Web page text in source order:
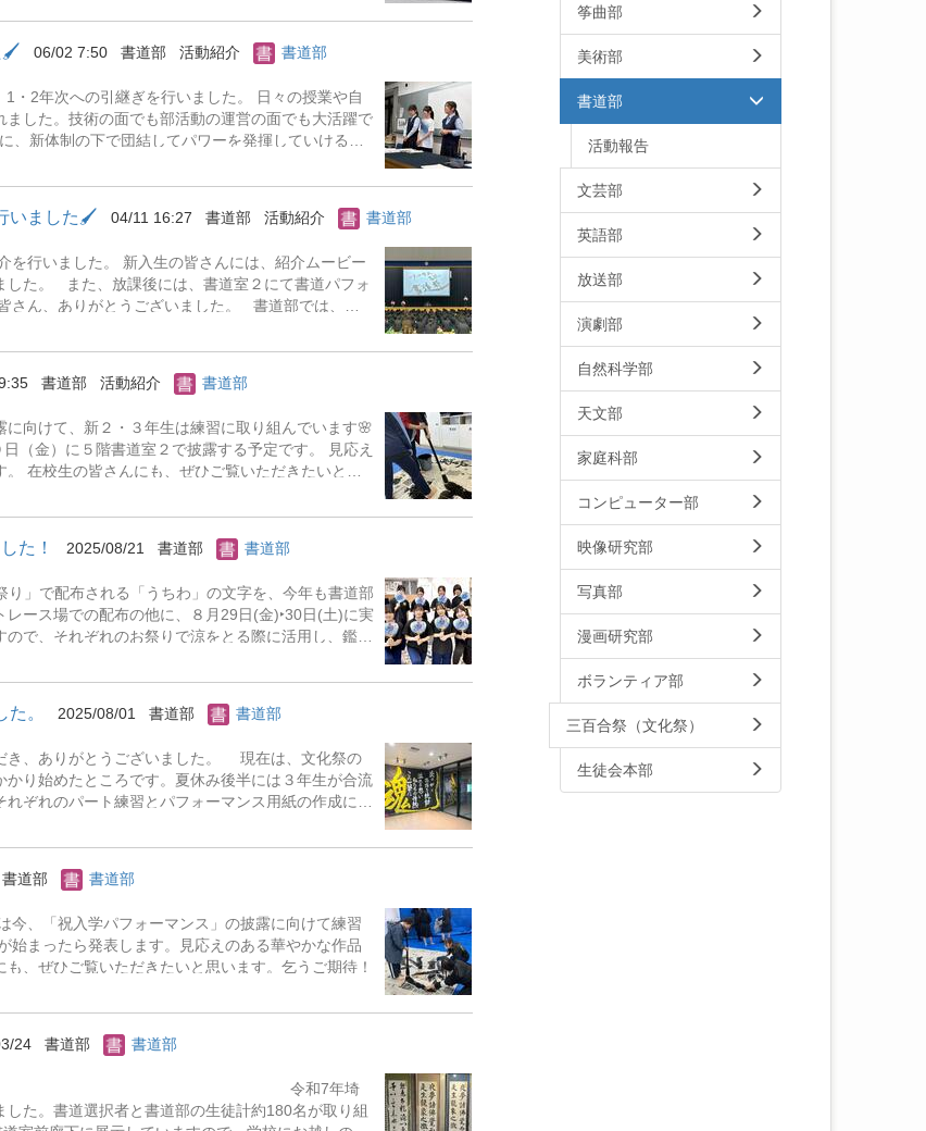
です。 常時、ご依頼受け付けております！ぜひご
います。これから先輩の姿に習って、1年次の部員
日々、幅広い作品を制作し、練
🖌 06/02 7:50 書道部 活動紹介 書道部
の引継ぎを行いました。 日々の授業や自
した。技術の面でも部活動の運営の面でも大活躍で
新体制の下で団結してパワーを発揮していけるこ
化祭パフォーマンスに向けてミーティング中 まだ
んでいきます。新しいメンバーでの書道部も楽しみ
！ 追記：書道部は、いつでも新入部員募集中です
いました🖌 04/11 16:27 書道部 活動紹介 書道部
行いました。 新入生の皆さんには、紹介ムービー
て書道パフォ
大歓迎です！ぜひ、5階書道室へお越しください♪ 書
書道部 活動紹介 書道部
向けて、新２・３年生は練習に取り組んでいます🌸
金）に５階書道室２で披露する予定です。 見応え
在校生の皆さんにも、ぜひご覧いただきたいと思
た！ 2025/08/21 書道部 書道部
」で配布される「うちわ」の文字を、今年も書道部
ース場での配布の他に、８月29日(金)‣30日(土)に実
で、それぞれのお祭りで涼をとる際に活用し、鑑賞
際は、５階書道室まで是非お立ち寄りください。
。 2025/08/01 書道部 書道部
き、ありがとうございました。 現在は、文化祭の
り始めたところです。夏休み後半には３年生が合流
ぞれのパート練習とパフォーマンス用紙の作成に追
書道部 書道部
マンス」の披露に向けて練習
まったら発表します。見応えのある華やかな作品
、ぜひご覧いただきたいと思います。乞うご期待！
24 書道部 書道部
年埼
た。書道選択者と書道部の生徒計約180名が取り組
筝曲部
美術部
書道部
活動報告
文芸部
英語部
放送部
演劇部
自然科学部
天文部
家庭科部
コンピューター部
映像研究部
写真部
漫画研究部
ボランティア部
三百合祭（文化祭）
生徒会本部